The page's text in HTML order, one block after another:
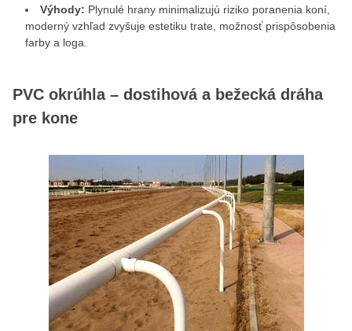
Výhody: Plynulé hrany minimalizujú riziko poranenia koní,
moderný vzhľad zvyšuje estetiku trate, možnosť prispôsobenia
farby a loga.
PVC okrúhla – dostihová a bežecká dráha
pre kone